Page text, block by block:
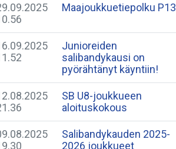
Maajoukkuetiepolku P13
Junioreiden
salibandykausi on
pyörähtänyt käyntiin!
SB U8-joukkueen
aloituskokous
Salibandykauden 2025-
2026 joukkueet